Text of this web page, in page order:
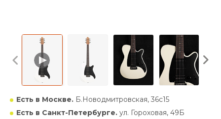
Есть в Москве. Б.Новодмитровская, 36с15
Есть в Санкт-Петербурге. ул. Гороховая, 49Б